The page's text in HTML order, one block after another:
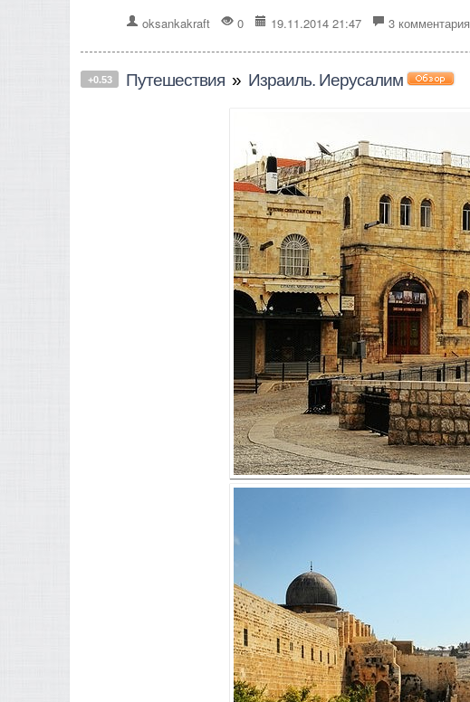
oksankakraft 0 19.11.2014 21:47 3 комментария
+0.53 Путешествия » Израиль. Иерусалим